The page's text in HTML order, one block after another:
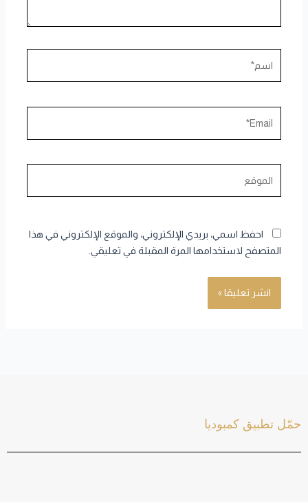
احفظ اسمي، بريدي الإلكتروني، والموقع الإلكتروني في هذا
المتصفح لاستخدامها المرة المقبلة في تعليقي.
حمّل تطبيق كمبوديا